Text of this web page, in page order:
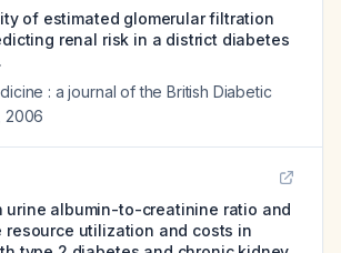
of estimated glomerular filtration
renal risk in a district diabetes
: a journal of the British Diabetic
2006
urine albumin-to-creatinine ratio and
resource utilization and costs in